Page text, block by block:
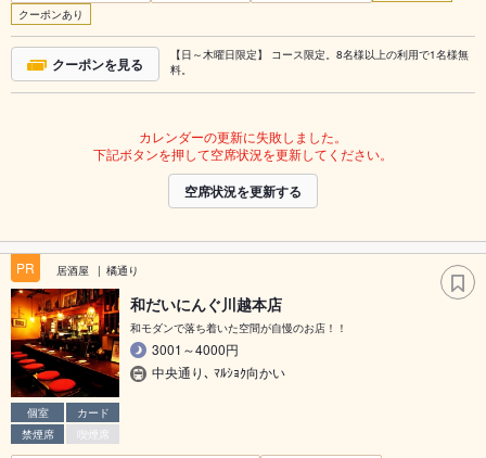
クーポンあり
クーポンを見る
【日～木曜日限定】 コース限定。8名様以上の利用で1名様無
料。
カレンダーの更新に失敗しました。
下記ボタンを押して空席状況を更新してください。
空席状況を更新する
PR 居酒屋 橘通り
個室
カード
禁煙席
喫煙席
和だいにんぐ川越本店
和モダンで落ち着いた空間が自慢のお店！！
3001～4000円
中央通り､ ﾏﾙｼｮｸ向かい